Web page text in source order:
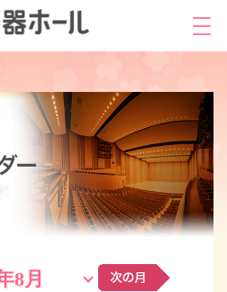
8月